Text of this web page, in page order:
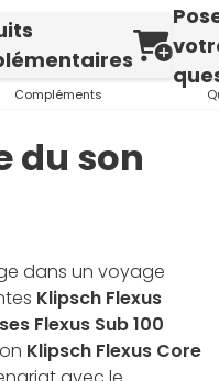
Compléments
du son
dans un voyage
Klipsch Flexus
Flexus Sub 100
Klipsch Flexus Core